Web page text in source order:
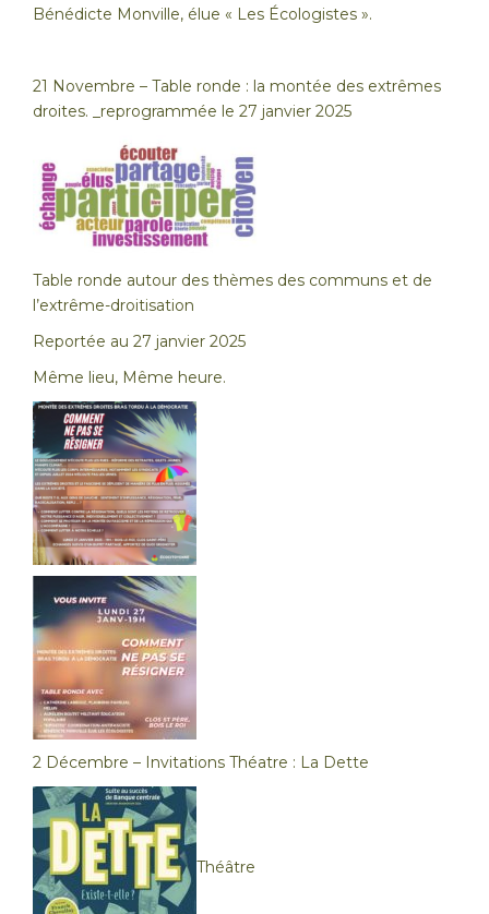
Bénédicte Monville, élue « Les Écologistes ».
21 Novembre – Table ronde : la montée des extrêmes
droites. _reprogrammée le 27 janvier 2025
Table ronde autour des thèmes des communs et de
l’extrême-droitisation
Reportée au 27 janvier 2025
Même lieu, Même heure.
2 Décembre – Invitations Théatre : La Dette
Théâtre